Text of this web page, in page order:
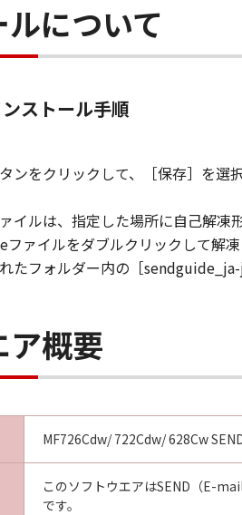
について
ストール手順
ンをクリックして、［保存］を
イルは、指定した場所に自己解凍
ァイルをダブルクリックして解凍
たフォルダー内の［
ア概要
MF726Cdw/ 722Cdw/ 628Cw
このソフトウエアはSEND（E-
です。